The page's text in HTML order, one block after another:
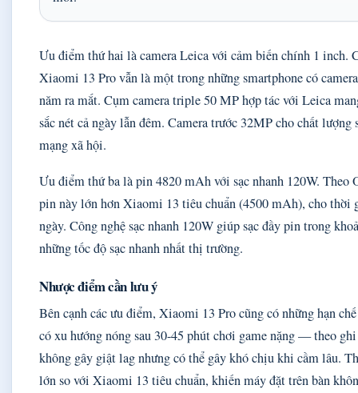
Ưu điểm thứ hai là camera Leica với cảm biến chính 1 inch.
Xiaomi 13 Pro vẫn là một trong những smartphone có
năm ra mắt. Cụm camera triple 50 MP hợp tác với Leica
sắc nét cả ngày lẫn đêm. Camera trước 32MP cho chất
mạng xã hội.
Ưu điểm thứ ba là pin 4820 mAh với sạc nhanh 120W.
pin này lớn hơn Xiaomi 13 tiêu chuẩn (4500 mAh), cho thời
ngày. Công nghệ sạc nhanh 120W giúp sạc đầy pin trong
những tốc độ sạc nhanh nhất thị trường.
Nhược điểm cần lưu ý
Bên cạnh các ưu điểm, Xiaomi 13 Pro cũng có những hạn
có xu hướng nóng sau 30-45 phút chơi game nặng — theo
không gây giật lag nhưng có thể gây khó chịu khi cầm lâu.
lớn so với Xiaomi 13 tiêu chuẩn, khiến máy đặt trên bàn